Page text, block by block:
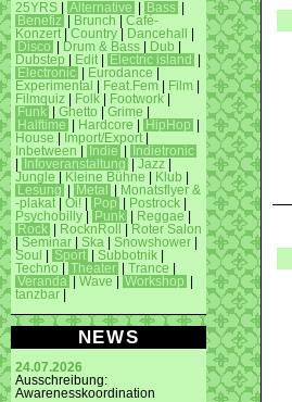
25YRS Alternative Bass
Benefiz
Brunch
Café-
Konzert
Country Dancehall
Disco
Drum & Bass Dub
Dubstep
Edit Electric island
Electronic
Eurodance
Experimental
Feat.Fem Film
Filmquiz
Folk Footwork
Funk
Ghetto Grime
Halftime
Hardcore HipHop
House
Import/Export
Inbetween
Indie
Indietronic
Infoveranstaltung Jazz
Jungle
Kleine Bühne Klub
Lesung
Metal
Monatsflyer &
-plakat
Oi! Pop Postrock
Psychobilly
Punk Reggae
Rock
RocknRoll
Roter Salon
Seminar Ska Snowshower
Soul
Sport Subbotnik
Techno
Theater Trance
Veranda
Wave Workshop
tanzbar
NEWS
24.07.2026
Ausschreibung:
Awarenesskoordination